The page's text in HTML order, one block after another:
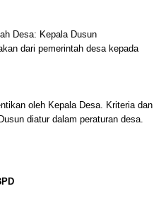
Desa: Kepala Dusun
dari pemerintah desa kepada
oleh Kepala Desa. Kriteria dan
diatur dalam peraturan desa.